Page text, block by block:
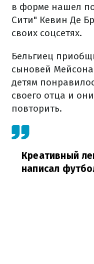
в форме нашел
Сити" Кевин Де
своих соцсетях.
Бельгиец
сыновей
детям
своего отца и
повторить.
Креативный
написал